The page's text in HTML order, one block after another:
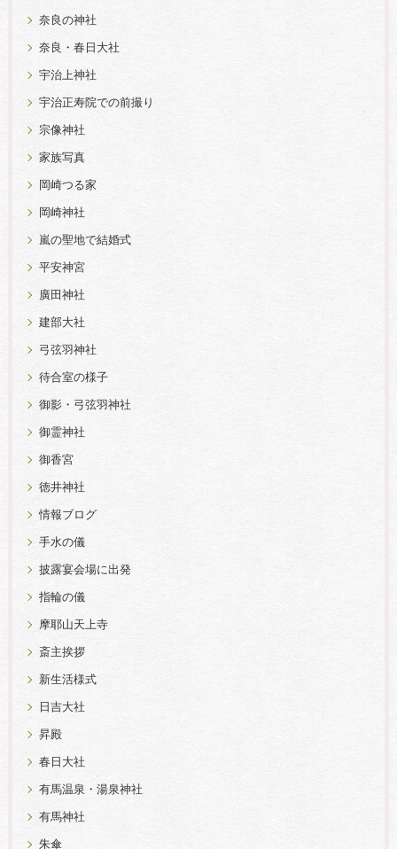
奈良の神社
奈良・春日大社
宇治上神社
宇治正寿院での前撮り
宗像神社
家族写真
岡崎つる家
岡崎神社
嵐の聖地で結婚式
平安神宮
廣田神社
建部大社
弓弦羽神社
待合室の様子
御影・弓弦羽神社
御霊神社
御香宮
徳井神社
情報ブログ
手水の儀
披露宴会場に出発
指輪の儀
摩耶山天上寺
斎主挨拶
新生活様式
日吉大社
昇殿
春日大社
有馬温泉・湯泉神社
有馬神社
朱傘